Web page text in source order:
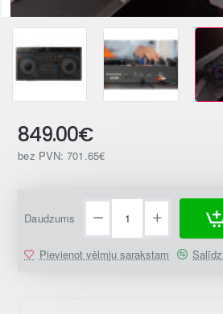
849.00€
bez PVN: 701.65€
Daudzums
Pievienot vēlmju sarakstam